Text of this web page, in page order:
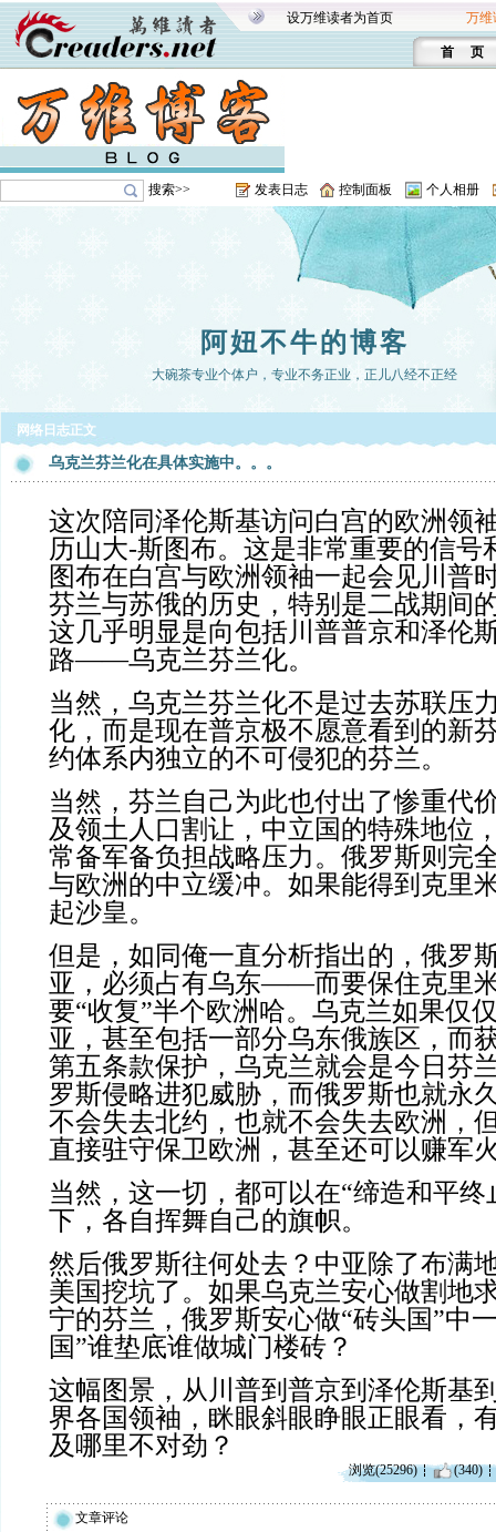
设万维读者为首页 万维
首 页
搜索>> 发表日志 控制面板 个人相册
阿妞不牛的博客
大碗茶专业个体户，专业不务正业，正儿八经不正经
网络日志正文
乌克兰芬兰化在具体实施中。。。
这次陪同泽伦斯基访问白宫的欧洲领
历山大-斯图布。这是非常重要的信号
图布在白宫与欧洲领袖一起会见川普
芬兰与苏俄的历史，特别是二战期间
这几乎明显是向包括川普普京和泽伦
路——乌克兰芬兰化。
当然，乌克兰芬兰化不是过去苏联压
化，而是现在普京极不愿意看到的
约体系内独立的不可侵犯的芬兰。
当然，芬兰自己为此也付出了惨重
及领土人口割让，中立国的特殊地位
常备军备负担战略压力。俄罗斯则完
与欧洲的中立缓冲。如果能得到克里
起沙皇。
但是，如同俺一直分析指出的，俄罗
亚，必须占有乌东——而要保住克里
要“收复”半个欧洲哈。乌克兰如果仅
亚，甚至包括一部分乌东俄族区，而
第五条款保护，乌克兰就会是今日
罗斯侵略进犯威胁，而俄罗斯也就永
不会失去北约，也就不会失去欧洲，
直接驻守保卫欧洲，甚至还可以赚军
当然，这一切，都可以在“缔造和平终
下，各自挥舞自己的旗帜。
然后俄罗斯往何处去？中亚除了布满
美国挖坑了。如果乌克兰安心做割地
宁的芬兰，俄罗斯安心做“砖头国”中
国”谁垫底谁做城门楼砖？
这幅图景，从川普到普京到泽伦斯基
界各国领袖，眯眼斜眼睁眼正眼看，
及哪里不对劲？
浏览(25296) (340)
文章评论